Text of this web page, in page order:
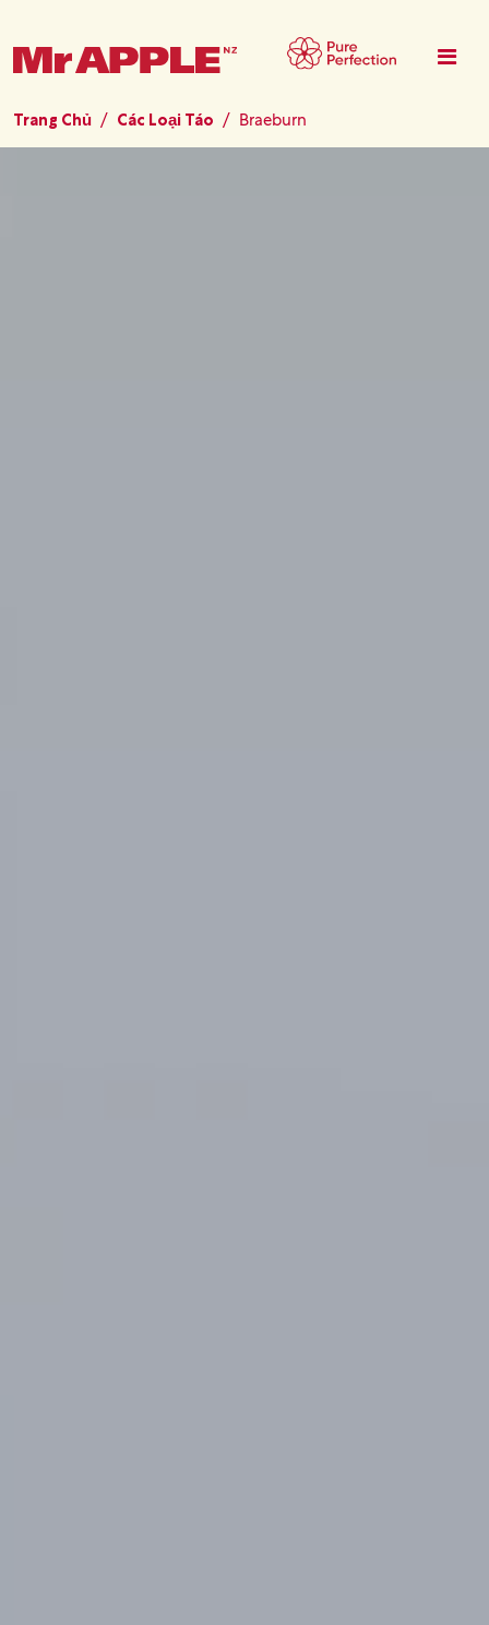
Trang Chủ Các Loại Táo Braeburn